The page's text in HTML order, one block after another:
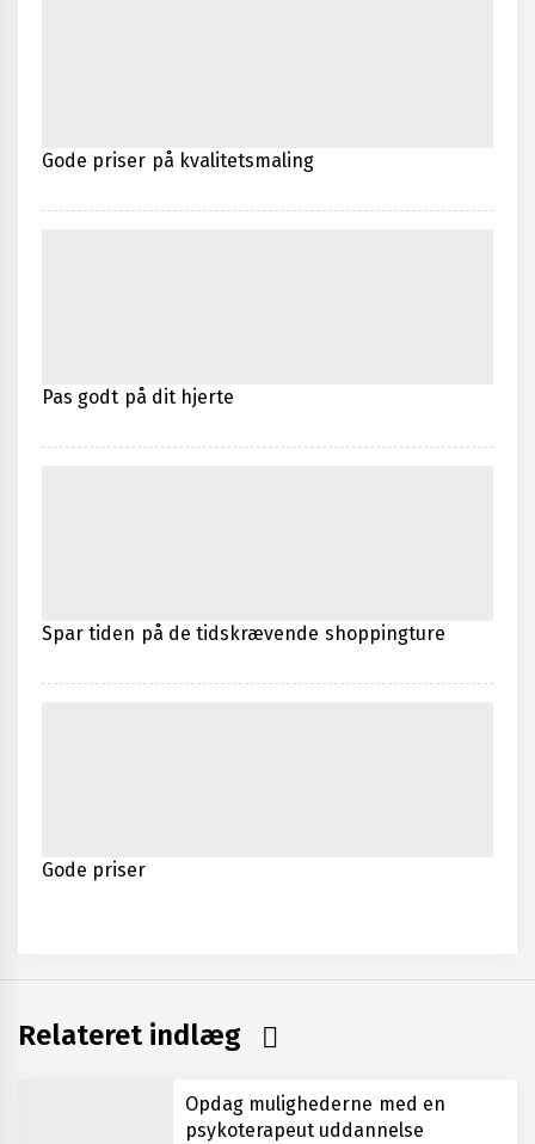
Gode priser på kvalitetsmaling
Pas godt på dit hjerte
Spar tiden på de tidskrævende shoppingture
Gode priser
Relateret indlæg
Opdag mulighederne med en
psykoterapeut uddannelse